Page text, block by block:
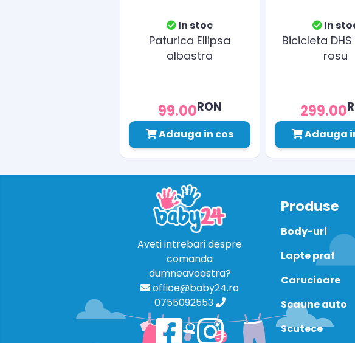
In stoc
Paturica Ellipsa
albastra
99.00RON
Adauga in cos
In
Bicicleta
rosu
299.00
Adauga
Aveti intrebari despre
comanda
dumneavoastra?
office@baby24.ro
0755092553
Produse
Body-uri
Lapte praf
Carucioare
Scaune auto
Scutece